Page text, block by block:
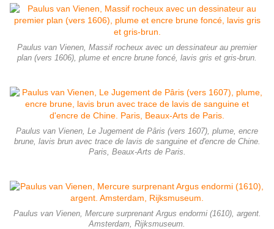
Paulus van Vienen, Massif rocheux avec un dessinateur au premier
plan (vers 1606), plume et encre brune foncé, lavis gris et gris-brun.
Paulus van Vienen, Le Jugement de Pâris (vers 1607), plume, encre
brune, lavis brun avec trace de lavis de sanguine et d'encre de Chine.
Paris, Beaux-Arts de Paris.
Paulus van Vienen, Mercure surprenant Argus endormi (1610), argent.
Amsterdam, Rijksmuseum.